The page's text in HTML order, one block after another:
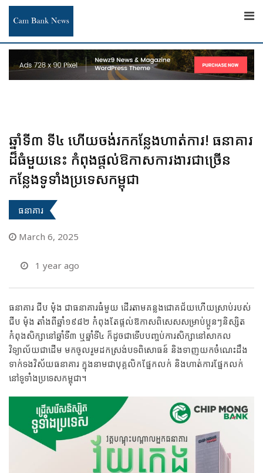
Skip
content
ឆ្នាំទី៣ ទី៤ ហើយចង់រកកន្លែងហាត់ការ! ធនាគារ
ដ៏ធំមួយនេះ កំពុងផ្តល់ឱកាសការងារជាច្រើន
កន្លែងទូទាំងប្រទេសកម្ពុជា
ធនាគារ
March 6, 2025
1 year ago
ធនាគារ ជីប ម៉ុង ជាធនាគារធំមួយ ដើរតាមគន្លងជោគជ័យហើយស្រាប់របស់
ជីប ម៉ុង តាំងពីឆ្នាំ១៩៨២ កំពុងតែផ្តល់ឱកាសពិសេសសម្រាប់ប្អូនៗនិស្សិត
កំពុងសិក្សានៅឆ្នាំទី៣ ឬឆ្នាំទី៤ ក៏ដូចជាទើបបញ្ចប់ការសិក្សានៅសាកល
វិទ្យាល័យជាដើម មកចូលរួមដកស្រង់បទពិសោធន៍ និងទាញយកចំណេះដឹង
ទាក់ទងវិស័យធនាគារ ក្នុងនាមជាបុគ្គលិកផ្នែកលក់ និងហាត់ការផ្នែកលក់
នៅទូទាំងប្រទេសកម្ពុជា។